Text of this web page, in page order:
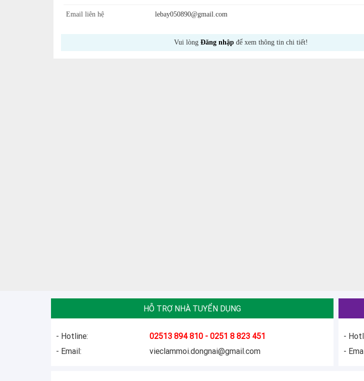
Email liên hệ lebay050890@gmail.com
Vui lòng Đăng nhập để xem thông tin chi tiết!
HỖ TRỢ NHÀ TUYỂN DỤNG
- Hotline:
02513 894 810 - 0251 8 823 451
- Email:
vieclammoi.dongnai@gmail.com
-
-